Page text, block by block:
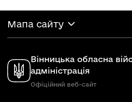
Мапа сайту
Вінницька обласна
адміністрація
Офіційний веб-сайт